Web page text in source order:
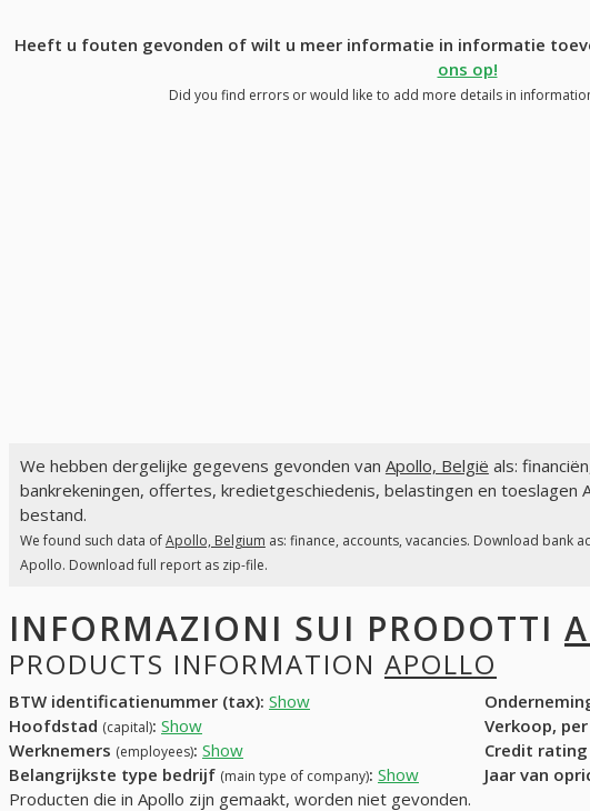
Heeft u fouten gevonden of wilt u meer informatie in informatie
ons op!
Did you find errors or would like to add more details in
We hebben dergelijke gegevens gevonden van Apollo, België als:
bankrekeningen, offertes, kredietgeschiedenis, belastingen en toeslagen
bestand.
We found such data ofApollo, Belgium as: finance, accounts, vacancies. Download bank
Apollo. Download full report as zip-file.
INFORMAZIONI SUI PRODOTTI
PRODUCTS INFORMATION APOLLO
BTW identificatienummer (tax): Show
Hoofdstad (capital): Show Verkoop,
Werknemers (employees): Show Credit rating
Belangrijkste type bedrijf (main type of company): Show Jaar van
Producten die in Apollo zijn gemaakt, worden niet gevonden.